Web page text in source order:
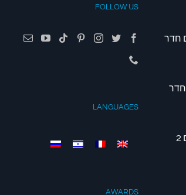
חדר
חדר
יחידות נופש "סופריור" עם 2
FOLLOW US
LANGUAGES
AWARDS